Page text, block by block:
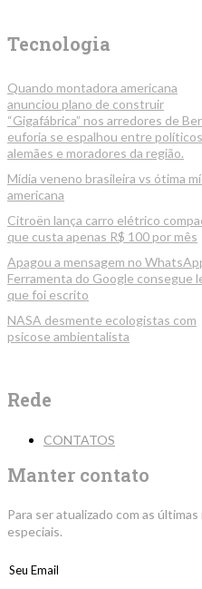
Tecnologia
Quando montadora americana
anunciou plano de construir
“Gigafábrica” nos arredores de
euforia se espalhou entre políticos
alemães e moradores da região.
Mídia veneno brasileira vs ótima
americana
Citroën lança carro elétrico
que custa apenas R$ 100 por mês
Apagou a mensagem no
Ferramenta do Google consegue
que foi escrito
NASA desmente ecologistas com
psicose ambientalista
Rede
CONTATOS
Manter contato
Para ser atualizado com as
especiais.